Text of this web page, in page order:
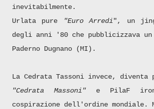
inevitabilmente.
Urlata pure "Euro Arredi", un
degli anni '80 che pubblicizzava
Paderno Dugnano (MI).
La Cedrata Tassoni invece, diventa
"Cedrata Massoni" e PilaF
cospirazione dell'ordine mondiale.